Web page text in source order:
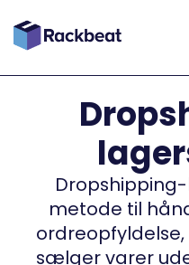
metode til
sælger varer